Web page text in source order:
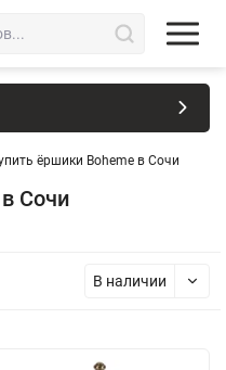
ёршики Boheme в Сочи
Сочи
В наличии